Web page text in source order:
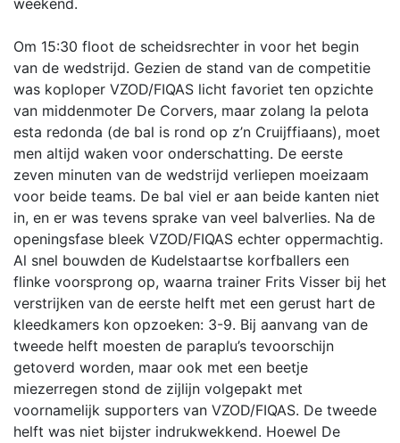
weekend.
Om 15:30 floot de scheidsrechter in voor het begin
van de wedstrijd. Gezien de stand van de competitie
was koploper VZOD/FIQAS licht favoriet ten opzichte
van middenmoter De Corvers, maar zolang la pelota
esta redonda (de bal is rond op z’n Cruijffiaans), moet
men altijd waken voor onderschatting. De eerste
zeven minuten van de wedstrijd verliepen moeizaam
voor beide teams. De bal viel er aan beide kanten niet
in, en er was tevens sprake van veel balverlies. Na de
openingsfase bleek VZOD/FIQAS echter oppermachtig.
Al snel bouwden de Kudelstaartse korfballers een
flinke voorsprong op, waarna trainer Frits Visser bij het
verstrijken van de eerste helft met een gerust hart de
kleedkamers kon opzoeken: 3-9. Bij aanvang van de
tweede helft moesten de paraplu’s tevoorschijn
getoverd worden, maar ook met een beetje
miezerregen stond de zijlijn volgepakt met
voornamelijk supporters van VZOD/FIQAS. De tweede
helft was niet bijster indrukwekkend. Hoewel De